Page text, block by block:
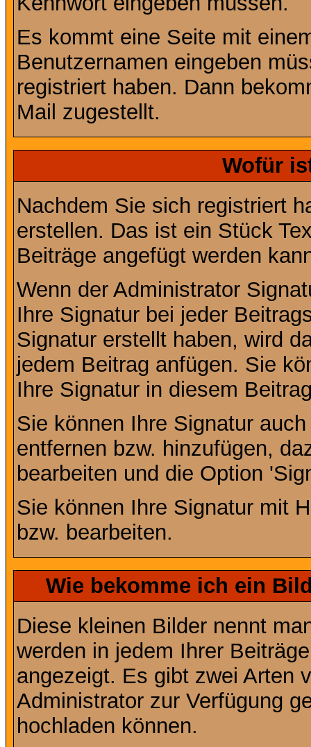
Es kommt eine Seite mit
Benutzernamen eingeben
registriert haben. Dann
Mail zugestellt.
Wofür
Nachdem Sie sich registriert
erstellen. Das ist ein Stück
Beiträge angefügt werden
Wenn der Administrator
Ihre Signatur bei jeder
Signatur erstellt haben, wird
jedem Beitrag anfügen. Sie
Ihre Signatur in diesem
Sie können Ihre Signatur
entfernen bzw. hinzufügen,
bearbeiten und die Option
Sie können Ihre Signatur mit
bzw. bearbeiten.
Wie bekomme ich ein
Diese kleinen Bilder nennt
werden in jedem Ihrer
angezeigt. Es gibt zwei Arten
Administrator zur Verfügung
hochladen können.